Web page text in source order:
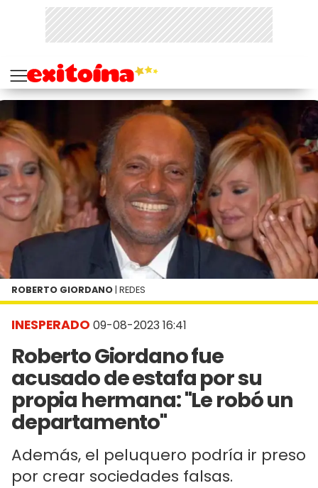
INESPERADO 09-08-2023 16:41
Roberto Giordano fue
acusado de estafa por su
propia hermana: "Le robó un
departamento"
Además, el peluquero podría ir preso
por crear sociedades falsas.
ROBERTO GIORDANO | REDES